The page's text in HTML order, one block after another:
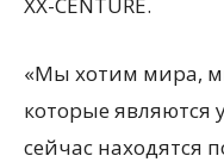
«Мы хотим мира,
которые
сейчас находятся